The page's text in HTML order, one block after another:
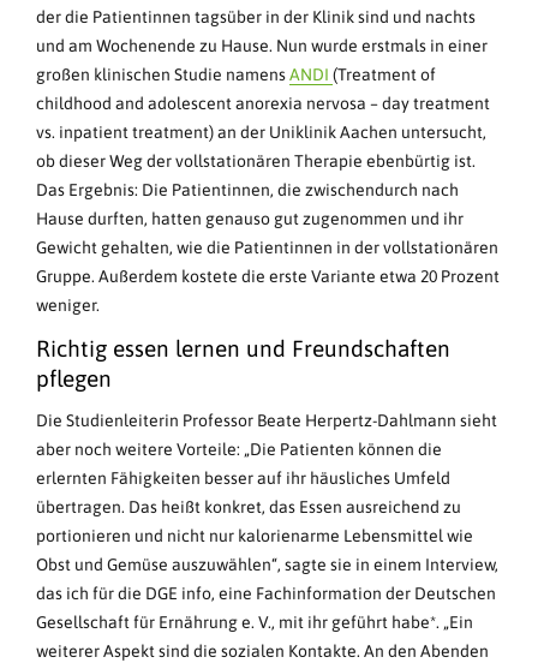
der die Patientinnen tagsüber in der Klinik sind und nachts
und am Wochenende zu Hause. Nun wurde erstmals in einer
großen klinischen Studie namensANDI (Treatment of
childhood and adolescent anorexia nervosa – day treatment
vs. inpatient treatment) an der Uniklinik Aachen untersucht,
ob dieser Weg der vollstationären Therapie ebenbürtig ist.
Das Ergebnis: Die Patientinnen, die zwischendurch nach
Hause durften, hatten genauso gut zugenommen und ihr
Gewicht gehalten, wie die Patientinnen in der vollstationären
Gruppe. Außerdem kostete die erste Variante etwa 20 Prozent
weniger.
Richtig essen lernen und Freundschaften
pflegen
Die Studienleiterin Professor Beate Herpertz-Dahlmann sieht
aber noch weitere Vorteile: „Die Patienten können die
erlernten Fähigkeiten besser auf ihr häusliches Umfeld
übertragen. Das heißt konkret, das Essen ausreichend zu
portionieren und nicht nur kalorienarme Lebensmittel wie
Obst und Gemüse auszuwählen“, sagte sie in einem Interview,
das ich für die DGE info, eine Fachinformation der Deutschen
Gesellschaft für Ernährung e. V., mit ihr geführt habe*. „Ein
weiterer Aspekt sind die sozialen Kontakte. An den Abenden